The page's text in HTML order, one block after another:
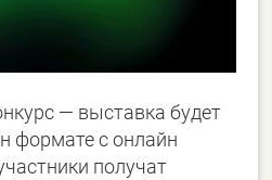
— выставка будет
формате с онлайн
получат